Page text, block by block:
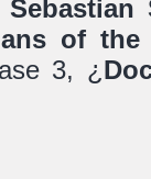
Sebastian
of the
3, ¿